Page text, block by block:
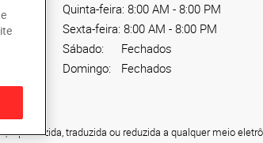
Quinta-feira: 8:00 AM - 8:00 PM
Sexta-feira: 8:00 AM - 8:00 PM
Sábado:
Fechados
Domingo:
Fechados
traduzida ou reduzida a qualquer meio